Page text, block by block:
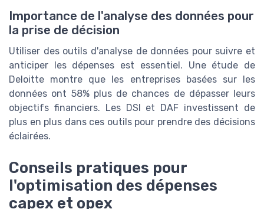
Importance de l'analyse des données pour
la prise de décision
Utiliser des outils d'analyse de données pour suivre et
anticiper les dépenses est essentiel. Une étude de
Deloitte montre que les entreprises basées sur les
données ont 58% plus de chances de dépasser leurs
objectifs financiers. Les DSI et DAF investissent de
plus en plus dans ces outils pour prendre des décisions
éclairées.
Conseils pratiques pour
l'optimisation des dépenses
capex et opex